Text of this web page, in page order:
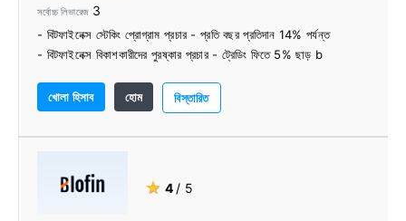
সর্বোচ্চ লিভারেজ 3
- বিটফাইনেক্স স্টেকিং প্রোগ্রাম প্রচার - প্রতি বছর প্রতিদান 14% পর্যন্ত
- বিটফাইনেক্স বিকাশকারীদের পুরষ্কার প্রচার - ট্রেডিং ফিতে 5% ছাড় b
খোলা হিসাব হোম বিস্তারিত
★ 4 / 5